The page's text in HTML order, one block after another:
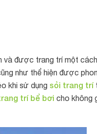
và được trang trí một
như thể hiện được
khi sử dụng sỏi trang trí
trí bể bơi cho không